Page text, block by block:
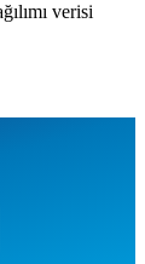
verisi